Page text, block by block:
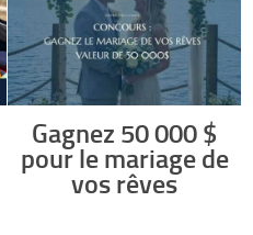
Gagnez 50 000 $
pour le mariage de
vos rêves